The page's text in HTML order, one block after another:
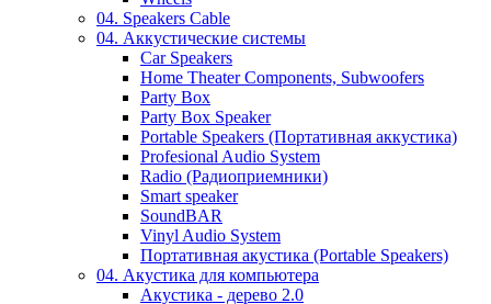
04. Speakers Cable
04. Аккустические системы
Car Speakers
Home Theater Components, Subwoofers
Party Box
Party Box Speaker
Portable Speakers (Портативная аккустика)
Profesional Audio System
Radio (Радиоприемники)
Smart speaker
SoundBAR
Vinyl Audio System
Портативная акустика (Portable Speakers)
04. Акустика для компьютера
Акустика - дерево 2.0